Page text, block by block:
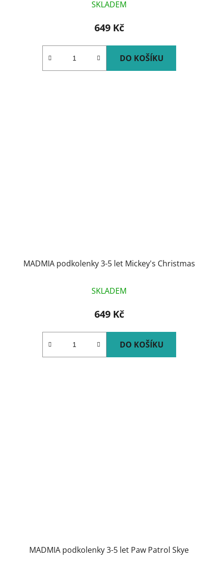
SKLADEM
649 Kč
DO KOŠÍKU
MADMIA podkolenky 3-5 let Mickey's Christmas
SKLADEM
649 Kč
DO KOŠÍKU
MADMIA podkolenky 3-5 let Paw Patrol Skye